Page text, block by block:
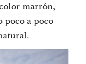
marrón,
poco a poco